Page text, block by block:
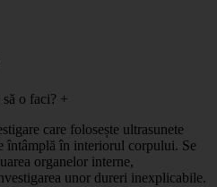
o faci? +
care folosește ultrasunete
întâmplă în interiorul corpului. Se
organelor interne,
unor dureri inexplicabile.